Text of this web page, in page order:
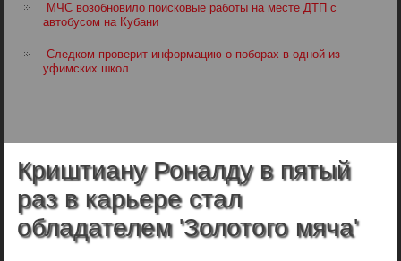
МЧС возобновило поисковые работы на месте ДТП с
автобусом на Кубани
Следком проверит информацию о поборах в одной из
уфимских школ
Криштиану Роналду в пятый
раз в карьере стал
обладателем 'Золотого мяча'